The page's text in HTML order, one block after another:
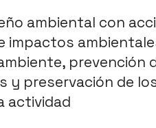
ambiental con
impactos
prevención
y preservación de
actividad